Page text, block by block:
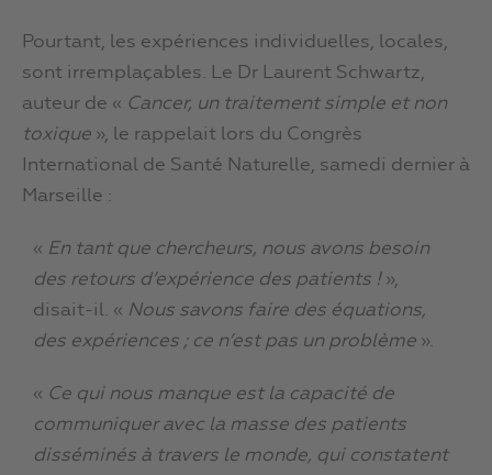
Pourtant, les expériences individuelles, locales,
sont irremplaçables. Le Dr Laurent Schwartz,
auteur de « Cancer, un traitement simple et non
toxique », le rappelait lors du Congrès
International de Santé Naturelle, samedi dernier à
Marseille :
« En tant que chercheurs, nous avons besoin
des retours d’expérience des patients !»,
disait-il. « Nous savons faire des équations,
des expériences ; ce n’est pas un problème ».
« Ce qui nous manque est la capacité de
communiquer avec la masse des patients
disséminés à travers le monde, qui constatent